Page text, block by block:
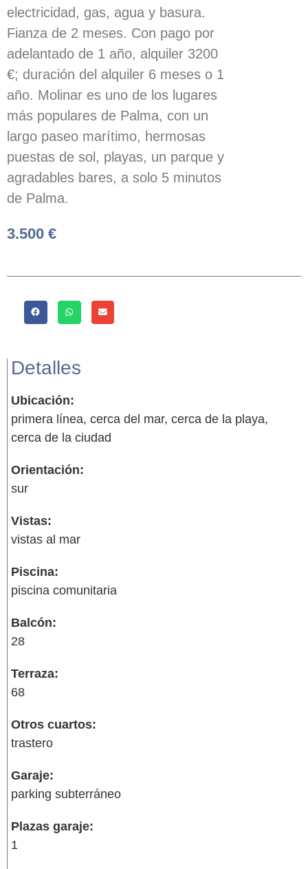
electricidad, gas, agua y basura.
Fianza de 2 meses. Con pago por
adelantado de 1 año, alquiler 3200
€; duración del alquiler 6 meses o 1
año. Molinar es uno de los lugares
más populares de Palma, con un
largo paseo marítimo, hermosas
puestas de sol, playas, un parque y
agradables bares, a solo 5 minutos
de Palma.
3.500 €
Detalles
Ubicación:
primera línea, cerca del mar, cerca de la playa,
cerca de la ciudad
Orientación:
sur
Vistas:
vistas al mar
Piscina:
piscina comunitaria
Balcón:
28
Terraza:
68
Otros cuartos:
trastero
Garaje:
parking subterráneo
Plazas garaje:
1